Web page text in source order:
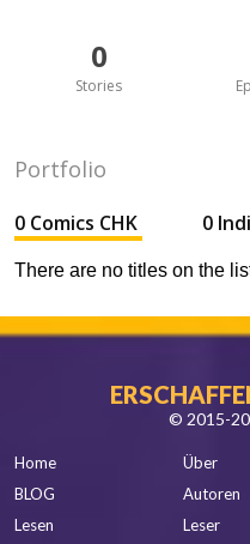
0
Stories
Portfolio
0 Comics CHK 0
There are no titles on the
© 2015-
Home
BLOG
Lesen
Über
Autoren
Leser